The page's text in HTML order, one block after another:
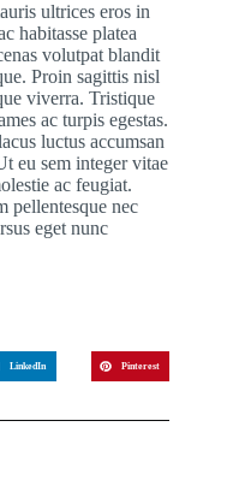
ultrices eros in
habitasse platea
volutpat blandit
Proin sagittis nisl
viverra. Tristique
ac turpis egestas.
luctus accumsan
eu sem integer vitae
ac feugiat.
pellentesque nec
eget nunc
LinkedIn Pinterest